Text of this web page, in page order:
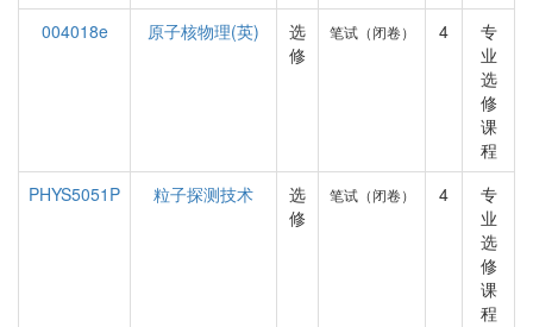
004018e
原子核物理(英)
选
修
笔试（闭卷） 4
专
业
选
修
课
程
PHYS5051P
粒子探测技术
选
修
笔试（闭卷） 4
专
业
选
修
课
程